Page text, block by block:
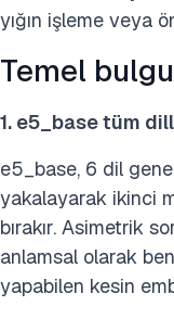
yığın işleme veya
Temel
1. e5_base tüm
e5_base, 6 dil
yakalayarak ikinci
bırakır. Asimetrik
anlamsal olarak
yapabilen kesin